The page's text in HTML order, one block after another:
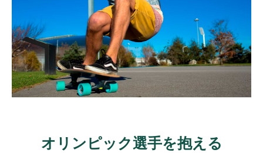
オリンピック選手を抱える